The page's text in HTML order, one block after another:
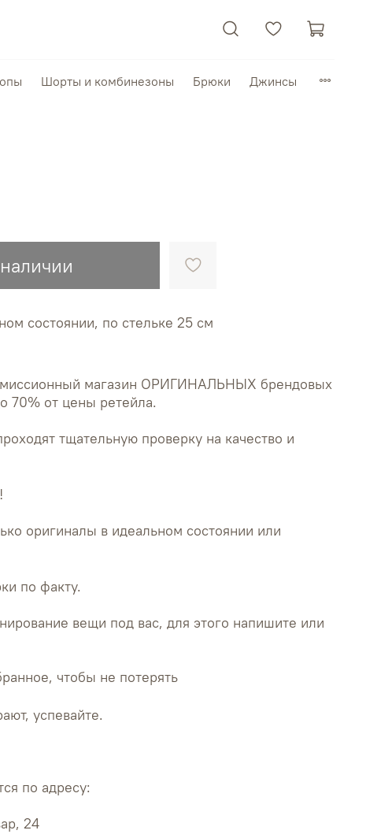
Шорты и комбинезоны Брюки Джинсы
состоянии, по стельке 25 см
магазин ОРИГИНАЛЬНЫХ брендовых
70% от цены ретейла.
тщательную проверку на качество и
оригиналы в идеальном состоянии или
по факту.
вещи под вас, для этого напишите или
чтобы не потерять
успевайте.
по адресу:
24